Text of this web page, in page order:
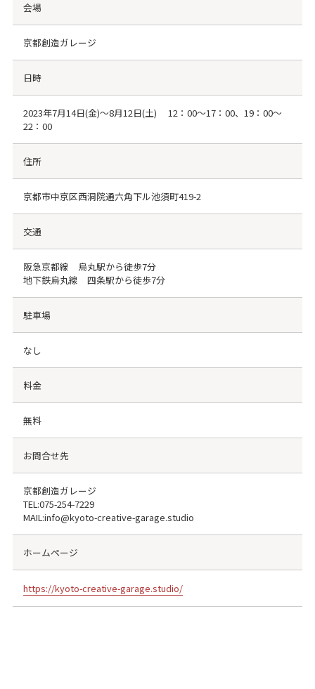
会場
京都創造ガレージ
日時
2023年7月14日(金)～8月12日(土) 12：00～17：00、19：00～
22：00
住所
京都市中京区⻄洞院通六⾓下ル池須町419-2
交通
阪急京都線 烏丸駅から徒歩7分
地下鉄烏丸線 四条駅から徒歩7分
駐車場
なし
料金
無料
お問合せ先
京都創造ガレージ
TEL:075-254-7229
MAIL:info@kyoto-creative-garage.studio
ホームページ
https://kyoto-creative-garage.studio/